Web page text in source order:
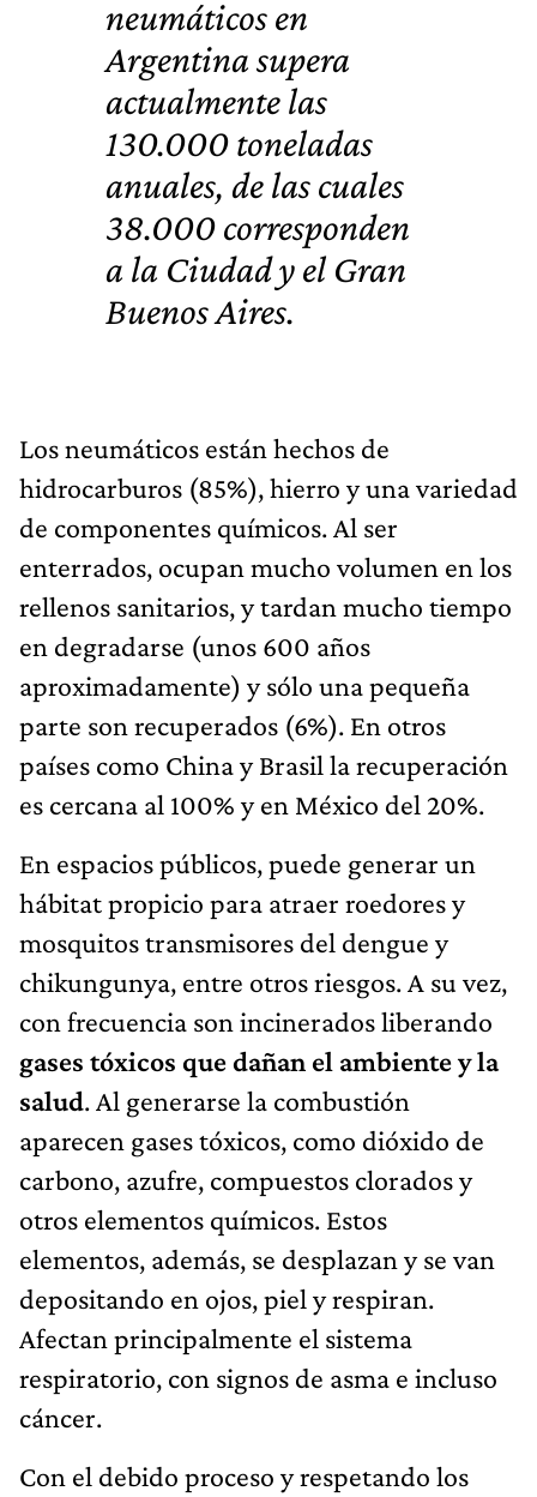
neumáticos en
Argentina supera
actualmente las
130.000 toneladas
anuales, de las cuales
38.000 corresponden
a la Ciudad y el Gran
Buenos Aires.
Los neumáticos están hechos de
hidrocarburos (85%), hierro y una variedad
de componentes químicos. Al ser
enterrados, ocupan mucho volumen en los
rellenos sanitarios, y tardan mucho tiempo
en degradarse (unos 600 años
aproximadamente) y sólo una pequeña
parte son recuperados (6%). En otros
países como China y Brasil la recuperación
es cercana al 100% y en México del 20%.
En espacios públicos, puede generar un
hábitat propicio para atraer roedores y
mosquitos transmisores del dengue y
chikungunya, entre otros riesgos. A su vez,
con frecuencia son incinerados liberando
gases tóxicos que dañan el ambiente y la
salud. Al generarse la combustión
aparecen gases tóxicos, como dióxido de
carbono, azufre, compuestos clorados y
otros elementos químicos. Estos
elementos, además, se desplazan y se van
depositando en ojos, piel y respiran.
Afectan principalmente el sistema
respiratorio, con signos de asma e incluso
cáncer.
Con el debido proceso y respetando los